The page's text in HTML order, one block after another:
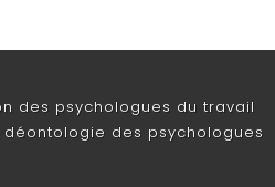
des psychologues du travail
des psychologues